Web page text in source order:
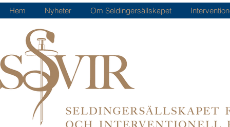
Hem Nyheter Om Seldingersällskapet